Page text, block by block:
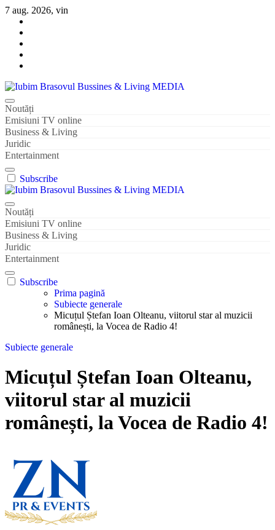
Sari
conținut
7 aug. 2026, vin
Iubim Brasovul Bussines & Living MEDIA
Din pasiune și dragoste pentru Brașoveni
Noutăți
Emisiuni TV online
Business & Living
Juridic
Entertainment
Subscribe
Iubim Brasovul Bussines & Living MEDIA
Din pasiune și dragoste pentru Brașoveni
Noutăți
Emisiuni TV online
Business & Living
Juridic
Entertainment
Subscribe
Prima pagină
Subiecte generale
Micuțul Ștefan Ioan Olteanu, viitorul star al muzicii
românești, la Vocea de Radio 4!
Subiecte generale
Micuțul Ștefan Ioan Olteanu,
viitorul star al muzicii
românești, la Vocea de Radio 4!